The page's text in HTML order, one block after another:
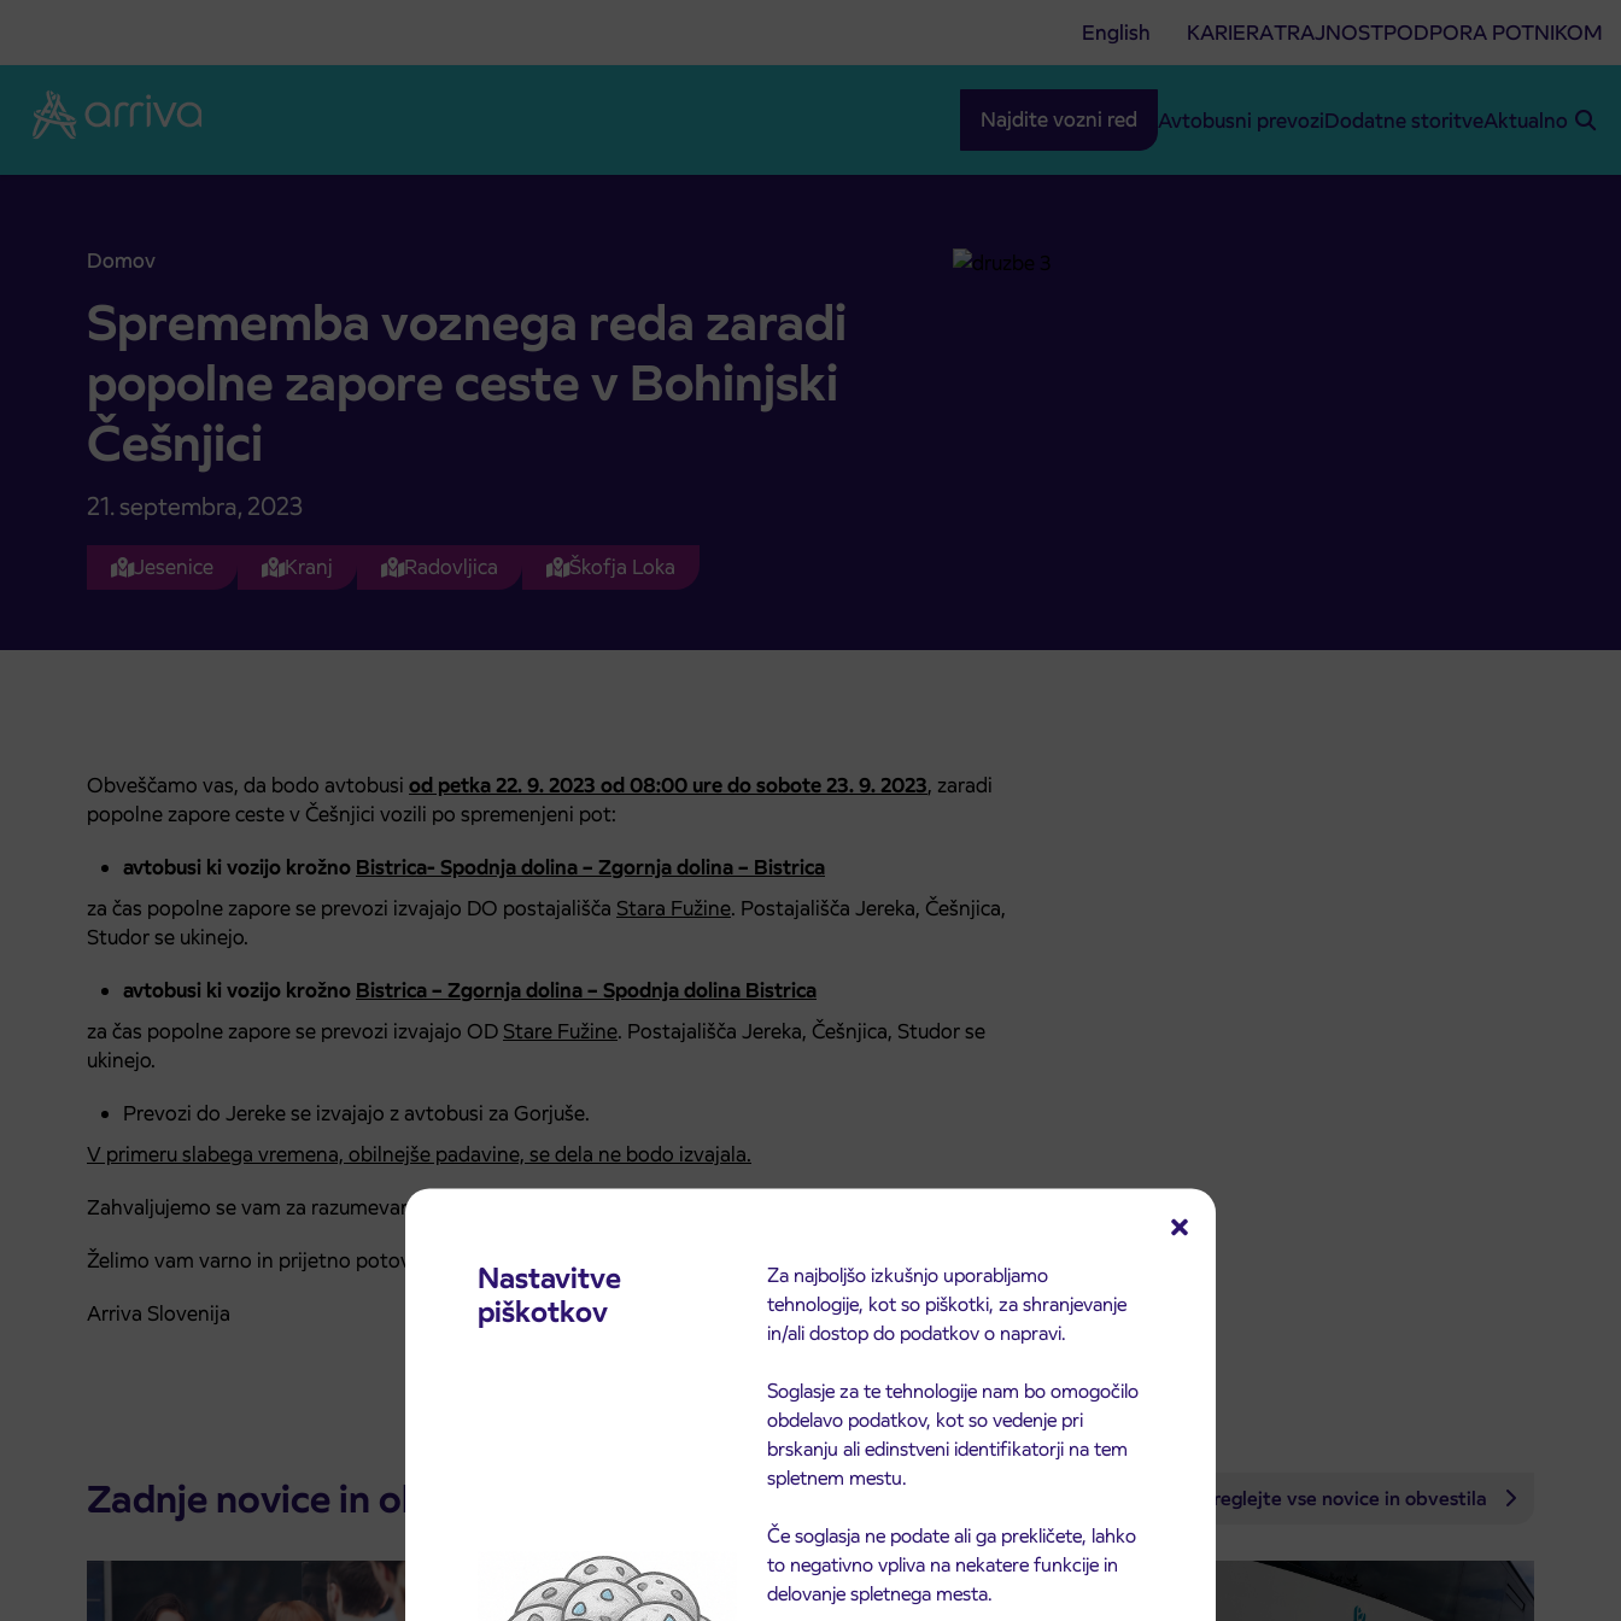
Nastavitve
piškotkov
Za najboljšo izkušnjo uporabljamo
tehnologije, kot so piškotki, za shranjevanje
in/ali dostop do podatkov o napravi.
Soglasje za te tehnologije nam bo omogočilo
obdelavo podatkov, kot so vedenje pri
brskanju ali edinstveni identifikatorji na tem
spletnem mestu.
Če soglasja ne podate ali ga prekličete, lahko
to negativno vpliva na nekatere funkcije in
delovanje spletnega mesta.
English KARIERATRAJNOSTPODPORA POTNIKOM
Najdite vozni red Avtobusni prevoziDodatne storitveAktualno
Domov
Sprememba voznega reda zaradi popolne zapore ceste v Bohinjski Češnjici
Sprememba voznega reda zaradi
popolne zapore ceste v Bohinjski
Češnjici
21. septembra, 2023
Jesenice Kranj Radovljica Škofja Loka
Obveščamo vas, da bodo avtobusi od petka 22. 9. 2023 od 08:00 ure do sobote 23. 9. 2023, zaradi
popolne zapore ceste v Češnjici vozili po spremenjeni pot:
avtobusi ki vozijo krožno Bistrica- Spodnja dolina – Zgornja dolina – Bistrica
za čas popolne zapore se prevozi izvajajo DO postajališča Stara Fužine. Postajališča Jereka, Češnjica,
Studor se ukinejo.
avtobusi ki vozijo krožno Bistrica – Zgornja dolina – Spodnja dolina Bistrica
za čas popolne zapore se prevozi izvajajo OD Stare Fužine. Postajališča Jereka, Češnjica, Studor se
ukinejo.
Prevozi do Jereke se izvajajo z avtobusi za Gorjuše.
V primeru slabega vremena, obilnejše padavine, se dela ne bodo izvajala.
Zahvaljujemo se vam za razumevanje.
Želimo vam varno in prijetno potovanje.
Arriva Slovenija
Zadnje novice in obvestila Preglejte vse novice in obvestila